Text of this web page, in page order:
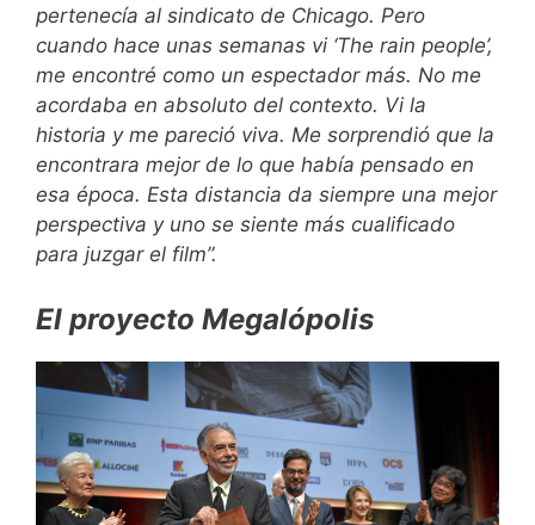
pertenecía al sindicato de Chicago. Pero
cuando hace unas semanas vi ‘The rain people’,
me encontré como un espectador más. No me
acordaba en absoluto del contexto. Vi la
historia y me pareció viva. Me sorprendió que la
encontrara mejor de lo que había pensado en
esa época. Esta distancia da siempre una mejor
perspectiva y uno se siente más cualificado
para juzgar el film”.
El proyecto Megalópolis